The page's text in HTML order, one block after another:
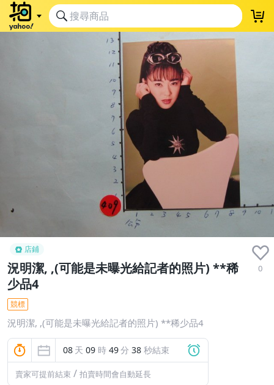
店鋪
況明潔, ,(可能是未曝光給記者的照片) **稀
少品4
0
競標
況明潔, ,(可能是未曝光給記者的照片) **稀少品4
08 天 09 時 49分 37 秒結束
賣家可提前結束 / 拍賣時間會自動延長